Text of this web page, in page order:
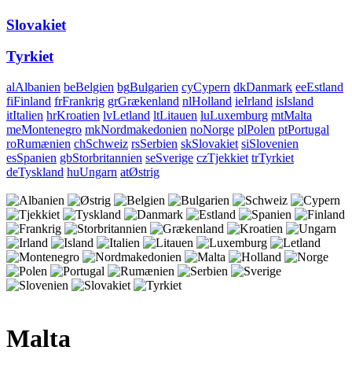
Slovakiet
Tyrkiet
alAlbanien beBelgien bgBulgarien cyCypern dkDanmark eeEstland
fiFinland frFrankrig grGrækenland nlHolland ieIrland isIsland
itItalien hrKroatien lvLetland ltLitauen luLuxemburg mtMalta
meMontenegro mkNordmakedonien noNorge plPolen ptPortugal
roRumænien chSchweiz rsSerbien skSlovakiet siSlovenien
esSpanien gbStorbritannien seSverige czTjekkiet trTyrkiet
deTyskland huUngarn atØstrig
Malta